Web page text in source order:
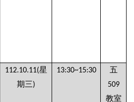
112.10.11(星
期三)
13:30~15:30 五
509
教室